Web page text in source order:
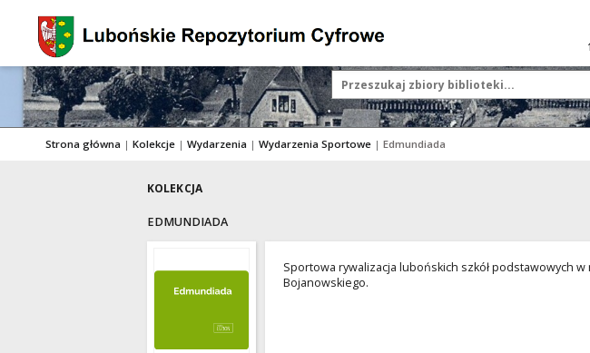
Strona główna | Kolekcje | Wydarzenia | Wydarzenia Sportowe | Edmundiada
KOLEKCJA
EDMUNDIADA
Sportowa rywalizacja lubońskich szkół podstawowych
Bojanowskiego.